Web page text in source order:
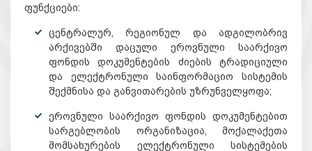
ფუნქციები:
ცენტრალურ, რეგიონულ და ადგილობრივ
არქივებში დაცული ეროვნული საარქივო
ფონდის დოკუმენტების ძიების ტრადიციული
და ელექტრონული საინფორმაციო სისტემის
შექმნისა და განვითარების უზრუნველყოფა;
ეროვნული საარქივო ფონდის დოკუმენტებით
სარგებლობის ორგანიზაცია, მოქალაქეთა
მომსახურების ელექტრონული სისტემების